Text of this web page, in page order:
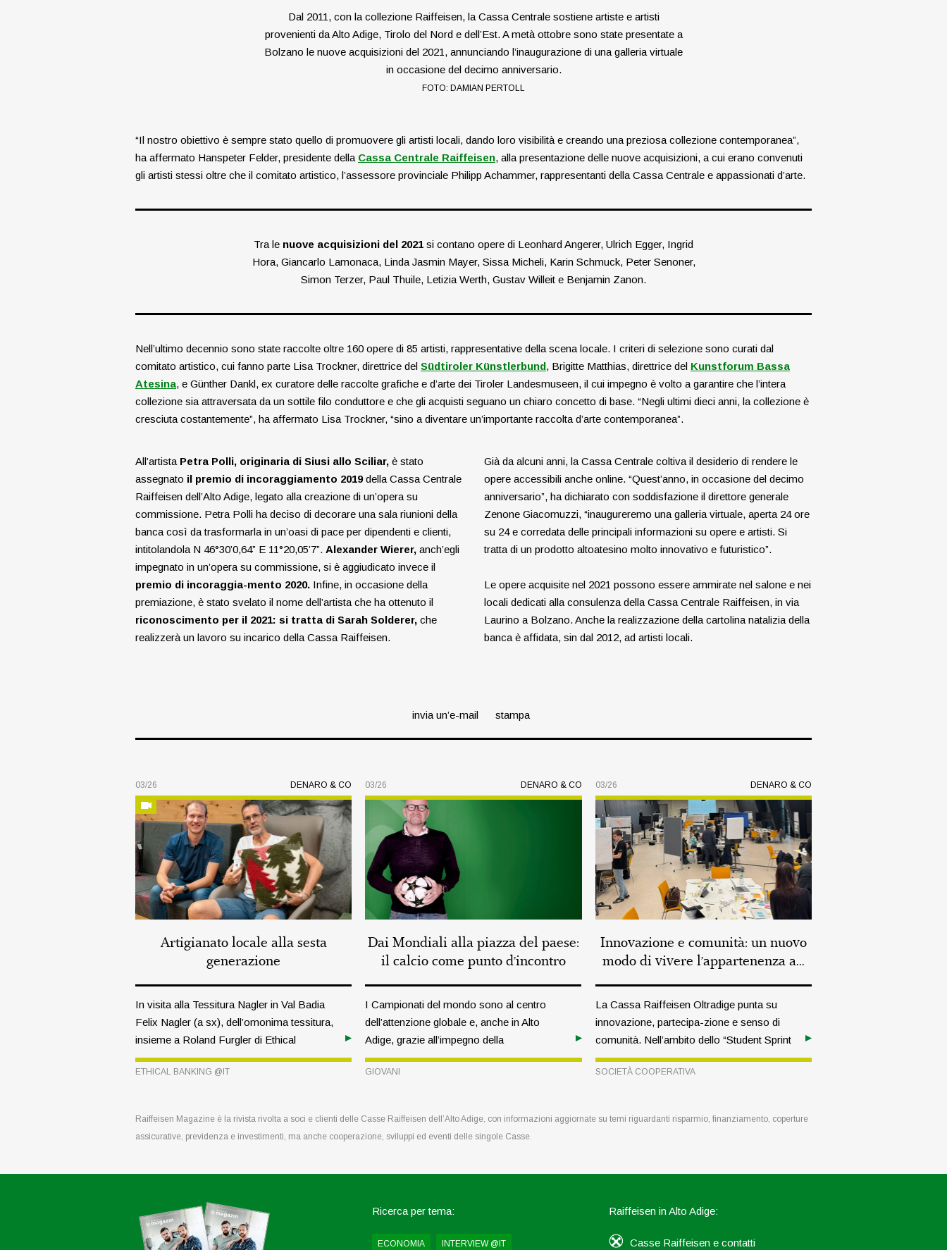
Dal 2011, con la collezione Raiffeisen, la Cassa Centrale sostiene artiste e artisti
provenienti da Alto Adige, Tirolo del Nord e dell’Est. A metà ottobre sono state presentate a
Bolzano le nuove acquisizioni del 2021, annunciando l’inaugurazione di una galleria virtuale
in occasione del decimo anniversario.
FOTO: DAMIAN PERTOLL
“Il nostro obiettivo è sempre stato quello di promuovere gli artisti locali, dando loro visibilità e creando una preziosa collezione contemporanea”,
ha affermato Hanspeter Felder, presidente della Cassa Centrale Raiffeisen, alla presentazione delle nuove acquisizioni, a cui erano convenuti
gli artisti stessi oltre che il comitato artistico, l’assessore provinciale Philipp Achammer, rappresentanti della Cassa Centrale e appassionati d’arte.
Tra le nuove acquisizioni del 2021 si contano opere di Leonhard Angerer, Ulrich Egger, Ingrid
Hora, Giancarlo Lamonaca, Linda Jasmin Mayer, Sissa Micheli, Karin Schmuck, Peter Senoner,
Simon Terzer, Paul Thuile, Letizia Werth, Gustav Willeit e Benjamin Zanon.
Nell’ultimo decennio sono state raccolte oltre 160 opere di 85 artisti, rappresentative della scena locale. I criteri di selezione sono curati dal
comitato artistico, cui fanno parte Lisa Trockner, direttrice del Südtiroler Künstlerbund, Brigitte Matthias, direttrice del Kunstforum Bassa
Atesina, e Günther Dankl, ex curatore delle raccolte grafiche e d’arte dei Tiroler Landesmuseen, il cui impegno è volto a garantire che l’intera
collezione sia attraversata da un sottile filo conduttore e che gli acquisti seguano un chiaro concetto di base. “Negli ultimi dieci anni, la collezione è
cresciuta costantemente”, ha affermato Lisa Trockner, “sino a diventare un’importante raccolta d’arte contemporanea”.
All’artista Petra Polli, originaria di Siusi allo Sciliar, è stato
assegnato il premio di incoraggiamento 2019della Cassa Centrale
Raiffeisen dell’Alto Adige, legato alla creazione di un’opera su
commissione. Petra Polli ha deciso di decorare una sala riunioni della
banca così da trasformarla in un’oasi di pace per dipendenti e clienti,
intitolandola N 46°30’0,64” E 11°20,05’7”. Alexander Wierer, anch’egli
impegnato in un’opera su commissione, si è aggiudicato invece il
premio di incoraggia-mento 2020. Infine, in occasione della
premiazione, è stato svelato il nome dell’artista che ha ottenuto il
riconoscimento per il 2021: si tratta di Sarah Solderer, che
realizzerà un lavoro su incarico della Cassa Raiffeisen.
Già da alcuni anni, la Cassa Centrale coltiva il desiderio di rendere le
opere accessibili anche online. “Quest’anno, in occasione del decimo
anniversario”, ha dichiarato con soddisfazione il direttore generale
Zenone Giacomuzzi, “inaugureremo una galleria virtuale, aperta 24 ore
su 24 e corredata delle principali informazioni su opere e artisti. Si
tratta di un prodotto altoatesino molto innovativo e futuristico”.
Le opere acquisite nel 2021 possono essere ammirate nel salone e nei
locali dedicati alla consulenza della Cassa Centrale Raiffeisen, in via
Laurino a Bolzano. Anche la realizzazione della cartolina natalizia della
banca è affidata, sin dal 2012, ad artisti locali.
invia un’e-mail stampa
DENARO & CO
03/26
Artigianato locale alla sesta
generazione
In visita alla Tessitura Nagler in Val Badia
Felix Nagler (a sx), dell’omonima tessitura,
insieme a Roland Furgler di Ethical
Banking
ETHICAL BANKING @IT
DENARO & CO
03/26
Dai Mondiali alla piazza del paese:
il calcio come punto d’incontro
I Campionati del mondo sono al centro
dell’attenzione globale e, anche in Alto
Adige, grazie all’impegno della
Federazione delle associazioni sportive
(VSS), la passione per il calcio viene
settore, scopriamo più da vicino il lavoro
svolto in ambito giovanile.
GIOVANI
DENARO & CO
03/26
Innovazione e comunità: un nuovo
modo di vivere l’appartenenza a...
La Cassa Raiffeisen Oltradige punta su
innovazione, partecipa-zione e senso di
comunità. Nell’ambito dello “Student Sprint
2026”, ha collaborato per un’intera
settimana con giovani provenienti da tutta
SOCIETÀ COOPERATIVA
Raiffeisen Magazine è la rivista rivolta a soci e clienti delle Casse Raiffeisen dell’Alto Adige, con informazioni aggiornate su temi riguardanti risparmio, finanziamento, coperture
assicurative, previdenza e investimenti, ma anche cooperazione, sviluppi ed eventi delle singole Casse.
Ricerca per tema:
ECONOMIA INTERVIEW @IT
Raiffeisen in Alto Adige:
Casse Raiffeisen e contatti